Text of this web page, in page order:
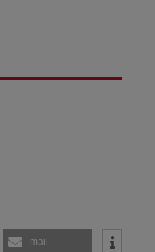
mail